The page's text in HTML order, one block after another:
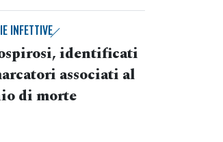
INFETTIVE
identificati
associati al
di morte